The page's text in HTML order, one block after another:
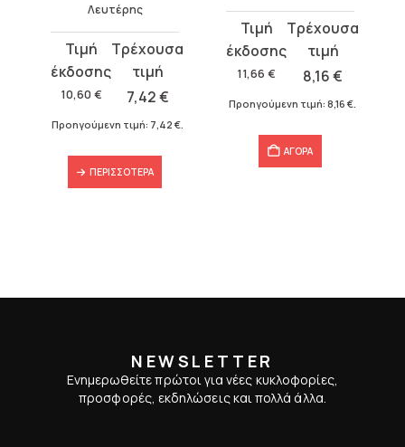
Λευτέρης
10,60 €
Original
price
was:
10,60 €.
7,42€
τρέχουσα
τιμή
Προηγούμενη τιμή: 7,42 €.
ΠΕΡΙΣΣΌΤΕΡΑ
11,66 €
Original
price
was:
11,66 €.
8,16€
τρέχουσα
τιμή
Προηγούμενη τιμή: 8,16 €
ΑΓΟΡΑ
NEWSLETTER
Ενημερωθείτε πρώτοι για νέες κυκλοφορίες,
προσφορές, εκδηλώσεις και πολλά άλλα.